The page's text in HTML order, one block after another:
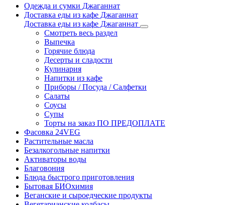
Одежда и сумки Джаганнат
Доставка еды из кафе Джаганнат
Доставка еды из кафе Джаганнат
Смотреть весь раздел
Выпечка
Горячие блюда
Десерты и сладости
Кулинария
Напитки из кафе
Приборы / Посуда / Салфетки
Салаты
Соусы
Супы
Торты на заказ ПО ПРЕДОПЛАТЕ
Фасовка 24VEG
Растительные масла
Безалкогольные напитки
Активаторы воды
Благовония
Блюда быстрого приготовления
Бытовая БИОхимия
Веганские и сыроедческие продукты